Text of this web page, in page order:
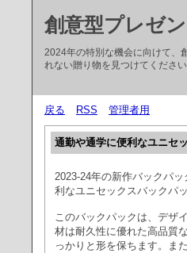
創意型プレゼ
2024年の特別な機会に向けて、
れない贈り物を見つけてください
戻る RSS 管理者用
通勤や通学に便利なユニセ
2023-24年の新作バックパ
利なユニセックスバックパ
このバックパックは、デザ
材は耐久性に優れた高品質
っかりと形を保ちます。ま